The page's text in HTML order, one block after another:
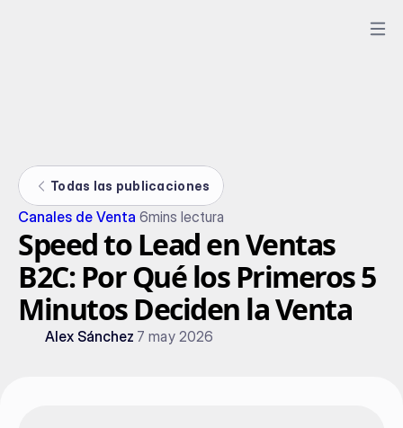
Todas las publicaciones
Canales de Venta 6mins lectura
Speed to Lead en Ventas
B2C: Por Qué los Primeros 5
Minutos Deciden la Venta
Alex Sánchez 7 may 2026